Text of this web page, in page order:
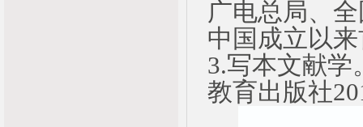
广电总局、
中国成立以
3.写本文献学
教育出版社